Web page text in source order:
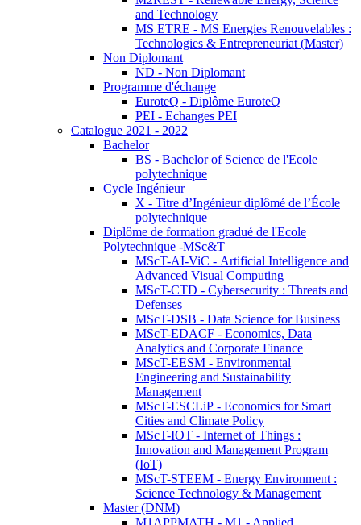
and Technology
MS ETRE - MS Energies Renouvelables :
Technologies & Entrepreneuriat (Master)
Non Diplomant
ND - Non Diplomant
Programme d'échange
EuroteQ - Diplôme EuroteQ
PEI - Echanges PEI
Catalogue 2021 - 2022
Bachelor
BS - Bachelor of Science de l'Ecole
polytechnique
Cycle Ingénieur
X - Titre d’Ingénieur diplômé de l’École
polytechnique
Diplôme de formation gradué de l'Ecole
Polytechnique -MSc&T
MScT-AI-ViC - Artificial Intelligence and
Advanced Visual Computing
MScT-CTD - Cybersecurity : Threats and
Defenses
MScT-DSB - Data Science for Business
MScT-EDACF - Economics, Data
Analytics and Corporate Finance
MScT-EESM - Environmental
Engineering and Sustainability
Management
MScT-ESCLiP - Economics for Smart
Cities and Climate Policy
MScT-IOT - Internet of Things :
Innovation and Management Program
(IoT)
MScT-STEEM - Energy Environment :
Science Technology & Management
Master (DNM)
M1APPMATH - M1 - Applied